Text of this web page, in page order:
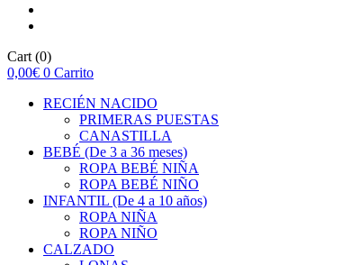
Cart (0)
0,00€ 0 Carrito
RECIÉN NACIDO
PRIMERAS PUESTAS
CANASTILLA
BEBÉ (De 3 a 36 meses)
ROPA BEBÉ NIÑA
ROPA BEBÉ NIÑO
INFANTIL (De 4 a 10 años)
ROPA NIÑA
ROPA NIÑO
CALZADO